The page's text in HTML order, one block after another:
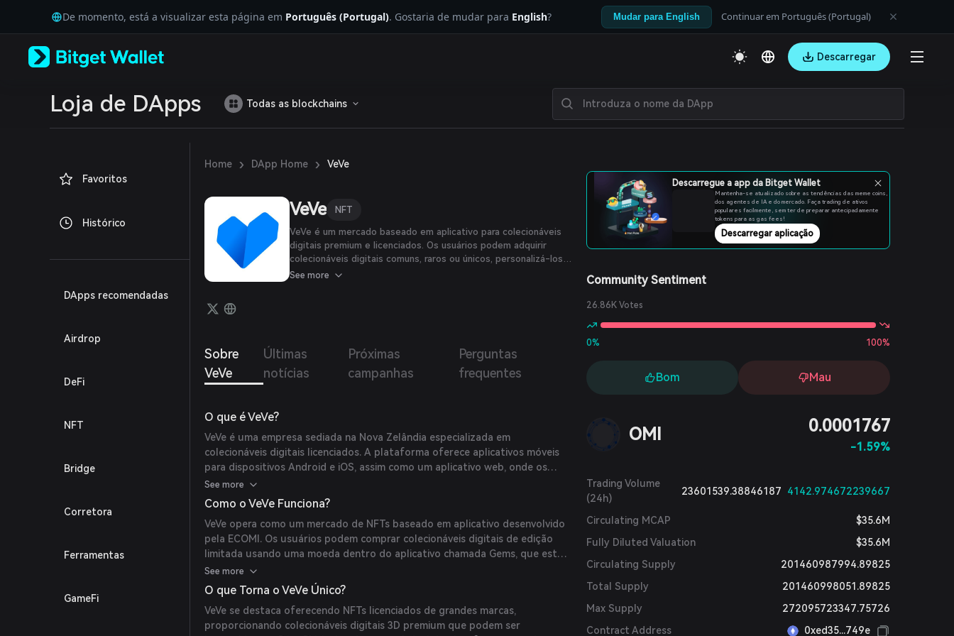
Tiếng Việt
Русский
Español (Latinoamérica)
Português (Portugal)
Bahasa Indonesia
Español (Argentina)
De momento, está a visualizar esta página em Português (Portugal). Gostaria de mudar para English? Mudar para English Continuar em Português (Portugal)
Descarregar
Loja de DApps Todas as blockchains
Favoritos
Histórico
DApps recomendadas
Airdrop
DeFi
NFT
Bridge
Corretora
Ferramentas
GameFi
Home › DApp Home › VeVe
VeVe NFT
VeVe é um mercado baseado em aplicativo para colecionáveis
digitais premium e licenciados. Os usuários podem adquirir
colecionáveis digitais comuns, raros ou únicos, personalizá-los e
exibi-los em showrooms virtuais, além de comprar, vender ou
See more
Sobre
VeVe
Últimas
notícias
Próximas
campanhas
Perguntas
frequentes
O que é VeVe?
VeVe é uma empresa sediada na Nova Zelândia especializada em
colecionáveis digitais licenciados. A plataforma oferece aplicativos móveis
para dispositivos Android e iOS, assim como um aplicativo web, onde os
usuários podem comprar colecionáveis digitais e visualizá-los em realidade
aumentada (RA) e realidade virtual (RV). VeVe fez parcerias com marcas
seus usuários.
See more
Como o VeVe Funciona?
VeVe opera como um mercado de NFTs baseado em aplicativo desenvolvido
pela ECOMI. Os usuários podem comprar colecionáveis digitais de edição
limitada usando uma moeda dentro do aplicativo chamada Gems, que está
vinculada ao dólar americano. Esses colecionáveis podem ser exibidos em
showrooms virtuais personalizáveis e compartilhados nas redes sociais. VeVe
utiliza a blockchain Immutable X, uma solução de escalonamento layer-2
para Ethereum, para cunhar seus NFTs, garantindo uma pegada de carbono
neutra.
See more
O que Torna o VeVe Único?
VeVe se destaca oferecendo NFTs licenciados de grandes marcas,
proporcionando colecionáveis digitais 3D premium que podem ser
Descarregue a app da Bitget Wallet
Mantenha-se atualizado sobre as tendências das meme coins,
dos agentes de IA e do mercado. Faça trading de ativos
populares facilmente, sem ter de preparar antecipadamente
tokens para as gas fees!
Descarregar aplicação
Community Sentiment
26.86K Votes
0% 100%
Bom Mau
OMI 0.0001767
-1.59%
Trading Volume
(24h)
23601539.38846187 4142.974672239667
Circulating MCAP
$35.6M
Fully Diluted Valuation
$35.6M
Circulating Supply
201460987994.89825
Total Supply
201460998051.89825
Max Supply
272095723347.75726
Contract Address
0xed35...749e